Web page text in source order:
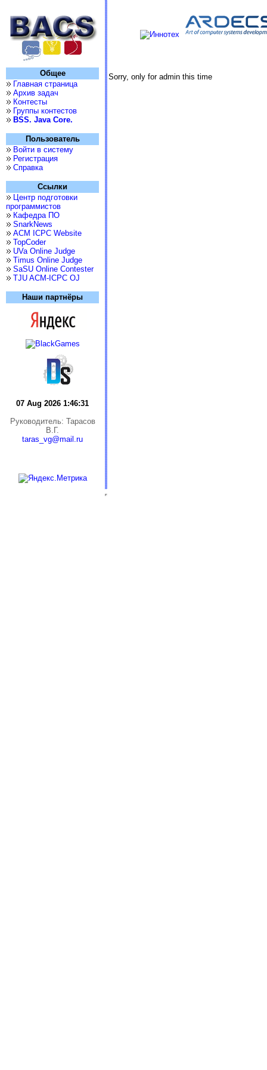
Общее
Главная страница
Архив задач
Контесты
Группы контестов
BSS. Java Core.
Пользователь
Войти в систему
Регистрация
Справка
Ссылки
Центр подготовки
программистов
Кафедра ПО
SnarkNews
ACM ICPC Website
TopCoder
UVa Online Judge
Timus Online Judge
SaSU Online Contester
TJU ACM-ICPC OJ
Наши партнёры
07 Aug 2026 1:46:31
Руководитель: Тарасов
В.Г.
taras_vg@mail.ru
Sorry, only for admin this time